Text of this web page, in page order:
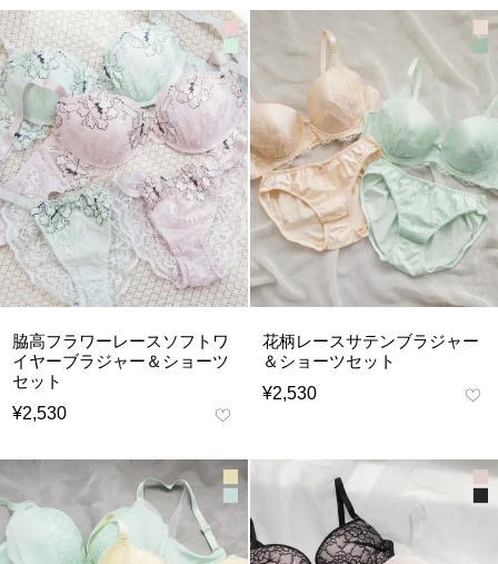
脇高フラワーレースソフトワ
イヤーブラジャー＆ショーツ
セット
¥2,530
花柄レースサテンブラジャー
＆ショーツセット
¥2,530